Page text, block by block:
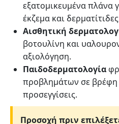
εξατομικευμένα πλάνα
έκζεμα και
Αισθητική
βοτουλίνη και
αξιολόγηση.
Παιδοδερματολογία
προβλημάτων σε βρέφη
προσεγγίσεις.
Προσοχή πριν